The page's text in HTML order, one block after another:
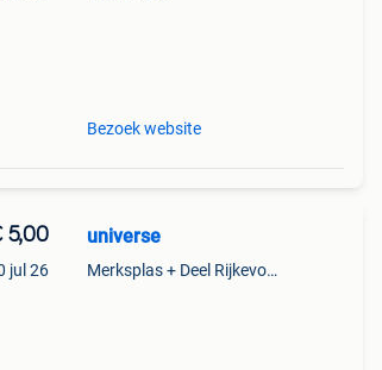
Bezoek website
5,00
jul 26
universe
Merksplas + Deel Rijkevorsel